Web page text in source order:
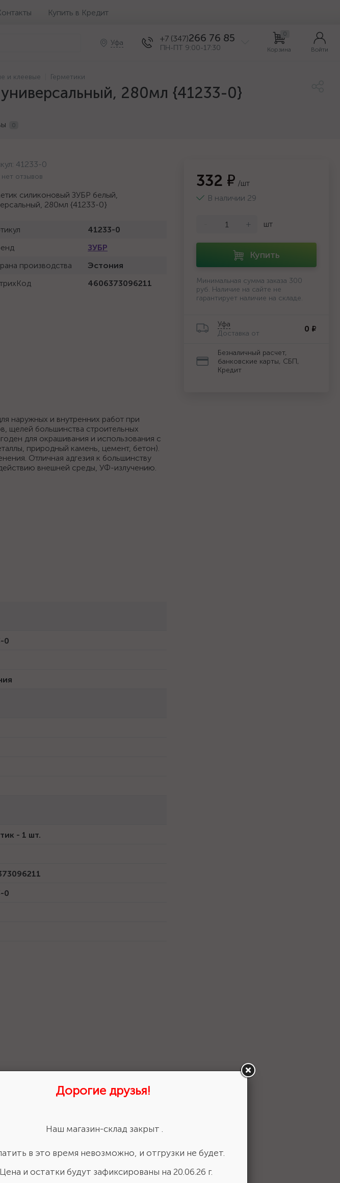
Купить в Кредит
Уфа +7 (347)266 76 85
ПН-ПТ 9:00-17:30
0
Корзина Войти
и клеевые Герметики
280мл {41233-0}
0
41233-0
отзывов
силиконовый ЗУБР белый,
280мл {41233-0}
41233-0
ЗУБР
производства
Эстония
4606373096211
наружных и внутренних работ при
щелей большинства строительных
для окрашивания и использования с
природный камень, цемент, бетон).
Отличная адгезия к большинству
внешней среды, УФ-излучению.
0
- 1 шт.
0
332 ₽ /шт
В наличии 29
+ шт
Купить
Минимальная сумма заказа 300
руб. Наличие на сайте не
гарантирует наличие на складе.
Уфа
Доставка от
0 ₽
Безналичный расчет,
банковские карты, СБП,
Кредит
Сделайте выбор!
Дорогие друзья!
Наш магазин-склад закрыт .
в это время невозможно, и отгрузки не будет.
Цена и остатки будут зафиксированы на 20.06.26 г.